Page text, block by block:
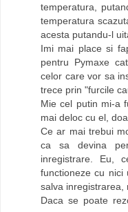
temperatura,
temperatura
acesta putandu-l
Imi mai place si
pentru Pymaxe
celor care vor sa
trece prin "furcile
Mie cel putin mi-a
mai deloc cu el,
Ce ar mai trebui
ca sa devina
inregistrare. Eu,
functioneze cu
salva inregistrarea,
Daca se poate